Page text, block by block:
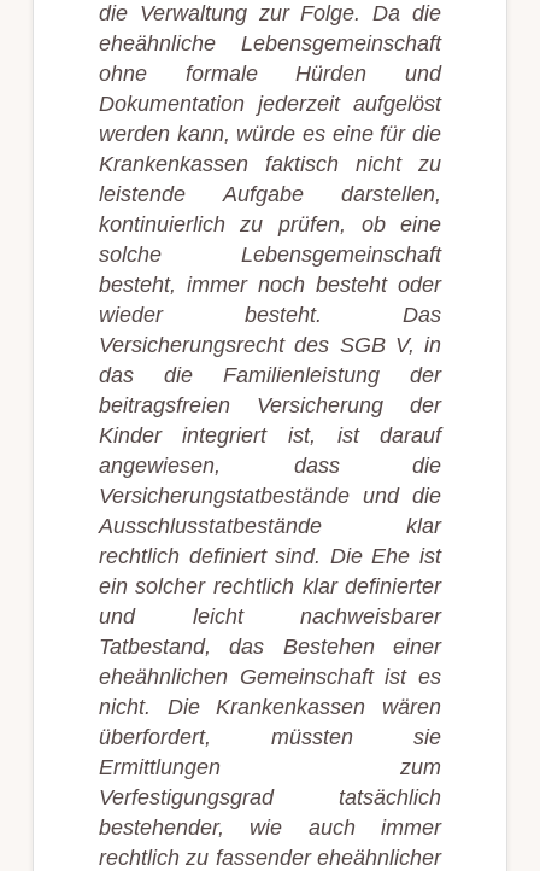
die Verwaltung zur Folge. Da die
eheähnliche Lebensgemeinschaft
ohne formale Hürden und
Dokumentation jederzeit aufgelöst
werden kann, würde es eine für die
Krankenkassen faktisch nicht zu
leistende Aufgabe darstellen,
kontinuierlich zu prüfen, ob eine
solche Lebensgemeinschaft
besteht, immer noch besteht oder
wieder besteht. Das
Versicherungsrecht des SGB V, in
das die Familienleistung der
beitragsfreien Versicherung der
Kinder integriert ist, ist darauf
angewiesen, dass die
Versicherungstatbestände und die
Ausschlusstatbestände klar
rechtlich definiert sind. Die Ehe ist
ein solcher rechtlich klar definierter
und leicht nachweisbarer
Tatbestand, das Bestehen einer
eheähnlichen Gemeinschaft ist es
nicht. Die Krankenkassen wären
überfordert, müssten sie
Ermittlungen zum
Verfestigungsgrad tatsächlich
bestehender, wie auch immer
rechtlich zu fassender eheähnlicher